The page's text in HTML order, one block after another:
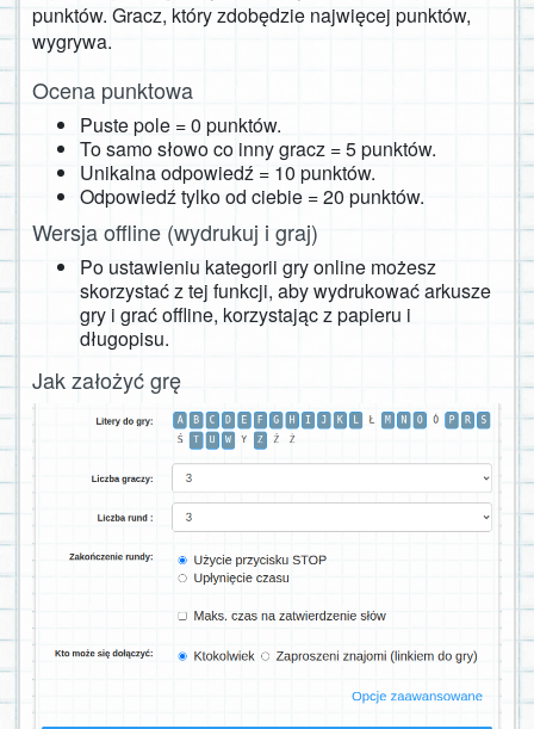
punktów. Gracz, który zdobędzie najwięcej punktów,
wygrywa.
Ocena punktowa
Puste pole = 0 punktów.
To samo słowo co inny gracz = 5 punktów.
Unikalna odpowiedź = 10 punktów.
Odpowiedź tylko od ciebie = 20 punktów.
Wersja offline (wydrukuj i graj)
Po ustawieniu kategorii gry online możesz
skorzystać z tej funkcji, aby wydrukować arkusze
gry i grać offline, korzystając z papieru i
długopisu.
Jak założyć grę